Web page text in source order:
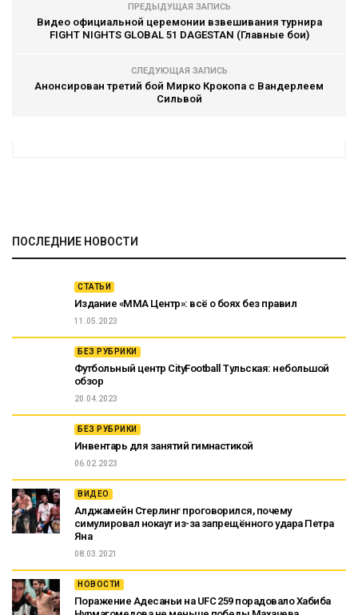
ПРЕДЫДУЩАЯ ЗАПИСЬ
Видео официальной церемонии взвешивания турнира
FIGHT NIGHTS GLOBAL 51 DAGESTAN (Главные бои)
СЛЕДУЮЩАЯ ЗАПИСЬ
Анонсирован третий бой Мирко Крокопа с Вандерлеем
Сильвой
ПОСЛЕДНИЕ НОВОСТИ
СТАТЬИ
Издание «ММА Центр»: всё о боях без правил
11.05.2023
БЕЗ РУБРИКИ
Футбольный центр CityFootball Тульская: небольшой
обзор
20.04.2023
БЕЗ РУБРИКИ
Инвентарь для занятий гимнастикой
06.02.2023
ВИДЕО
Алджамейн Стерлинг проговорился, почему
симулировал нокаут из-за запрещённого удара Петра
Яна
08.03.2021
НОВОСТИ
Поражение Адесаньи на UFC 259 порадовало Хабиба